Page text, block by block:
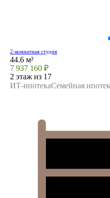
2-комнатная студия
44.6 м²
7 937 160 ₽
2 этаж из 17
ИТ-ипотекаСемейная